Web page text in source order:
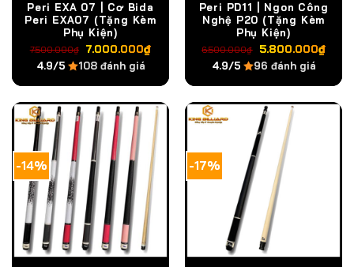
Peri EXA 07 | Cơ Bida
Peri EXA07 (Tặng Kèm
Phụ Kiện)
7.500.000₫ Giá
gốc
là:
7.500.000₫.
7.000.000₫Giá
tại
là:
7.000.000₫.
4.9/5 108 đánh giá
Peri PD11 | Ngon Công
Nghệ P20 (Tặng Kèm
Phụ Kiện)
6.500.000₫ Giá
gốc
là:
6.500.000₫.
5.800.000₫Giá
tại
là:
4.9/5 96 đánh giá
-14% -17%